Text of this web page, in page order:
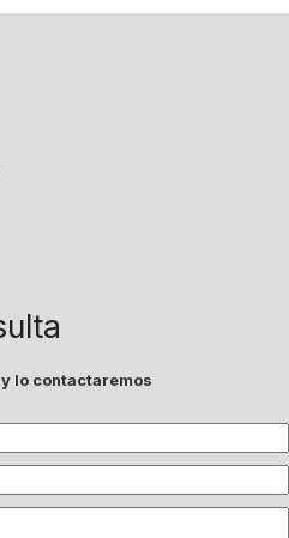
lo contactaremos